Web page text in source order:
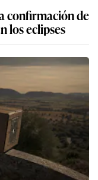
confirmación de
los eclipses